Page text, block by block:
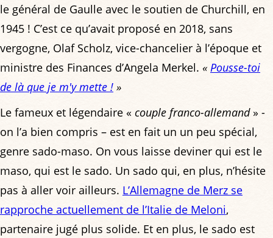
le général de Gaulle avec le soutien de Churchill, en
1945 ! C’est ce qu’avait proposé en 2018, sans
vergogne, Olaf Scholz, vice-chancelier à l’époque et
ministre des Finances d’Angela Merkel. « Pousse-toi
de là que je m'y mette ! »
Le fameux et légendaire « couple franco-allemand» -
on l’a bien compris – est en fait un un peu spécial,
genre sado-maso. On vous laisse deviner qui est le
maso, qui est le sado. Un sado qui, en plus, n’hésite
pas à aller voir ailleurs. L’Allemagne de Merz se
rapproche actuellement de l’Italie de Meloni,
partenaire jugé plus solide. Et en plus, le sado est